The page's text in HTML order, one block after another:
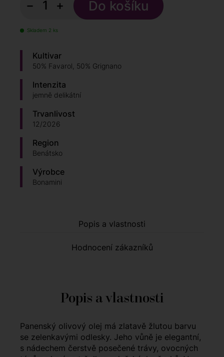
− +
Skladem 2 ks
Kultivar
50% Favarol, 50% Grignano
Intenzita
jemně delikátní
Trvanlivost
12/2026
Region
Benátsko
Výrobce
Bonamini
Popis a vlastnosti
Hodnocení zákazníků
Popis a vlastnosti
Panenský olivový olej má zlatavě žlutou barvu
se zelenkavými odlesky. Jeho vůně je elegantní,
s nádechem čerstvě posečené trávy, ovocných